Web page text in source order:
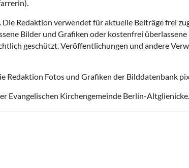
Redaktion verwendet für aktuelle Beiträge frei
Bilder und Grafiken oder kostenfrei
geschützt. Veröffentlichungen und andere
Fotos und Grafiken der Bilddatenbank
Evangelischen Kirchengemeinde Berlin-Altglienicke.